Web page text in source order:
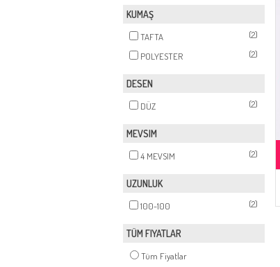
KUMAŞ
TAFTA
(2)
POLYESTER
(2)
DESEN
DÜZ (2)
MEVSIM
4 MEVSIM (2)
UZUNLUK
100-100 (2)
TÜM FIYATLAR
Tüm Fiyatlar